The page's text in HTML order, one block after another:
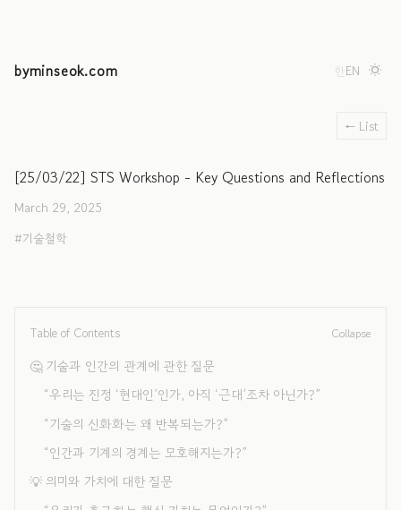
byminseok.com 한EN
← List
[25/03/22] STS Workshop - Key Questions and Reflections
March 29, 2025
기술철학
Table of Contents Collapse
🤔 기술과 인간의 관계에 관한 질문
“우리는 진정 ‘현대인’인가, 아직 ‘근대’조차 아닌가?”
“기술의 신화화는 왜 반복되는가?”
“인간과 기계의 경계는 모호해지는가?”
💡 의미와 가치에 대한 질문